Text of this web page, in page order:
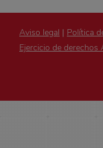
Aviso legal | Política
Ejercicio de derechos